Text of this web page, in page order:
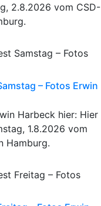
2.8.2026 vom CSD-
– Fotos Erwin
Harbeck hier: Hier
1.8.2026 vom
Hamburg.